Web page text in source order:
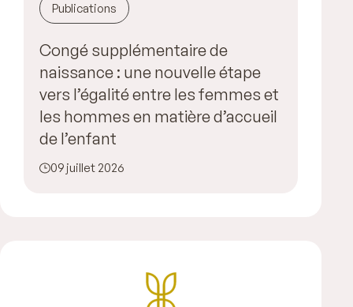
Publications
Congé supplémentaire de
naissance : une nouvelle étape
vers l’égalité entre les femmes et
les hommes en matière d’accueil
de l’enfant
09 juillet 2026